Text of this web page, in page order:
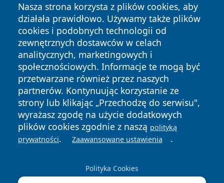
Nasza strona korzysta z plików cookies, aby
działała prawidłowo. Używamy także plików
cookies i podobnych technologii od
zewnętrznych dostawców w celach
analitycznych, marketingowych i
społecznościowych. Informacje te mogą być
przetwarzane również przez naszych
partnerów. Kontynuując korzystanie ze
strony lub klikając „Przechodzę do serwisu",
wyrażasz zgodę na użycie dodatkowych
plików cookies zgodnie z naszą polityką
prywatności. Zaawansowane ustawienia .
Polityka Cookies
Copyright © 2026 wrotatarnowa.pl Wszystkie prawa
zastrzeżone.
News Autorzy
Polityka
Prywatności
Polityka
Cookies